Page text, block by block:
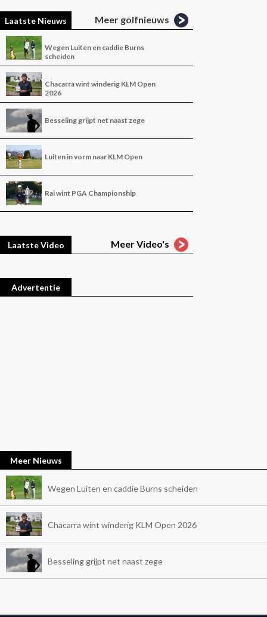
Laatste Nieuws Meer golfnieuws
Wegen Luiten en caddie Burns
scheiden
Chacarra wint winderig KLM Open
2026
Besseling grijpt net naast zege
Luiten in vorm naar KLM Open
Rai wint PGA Championship
Laatste Video Meer Video's
Advertentie
Meer Nieuws
Wegen Luiten en caddie Burns scheiden
Chacarra wint winderig KLM Open 2026
Besseling grijpt net naast zege